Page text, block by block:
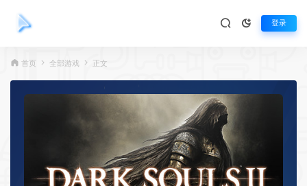
登录
首页 全部游戏 正文